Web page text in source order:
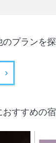
のプランを
おすすめの宿